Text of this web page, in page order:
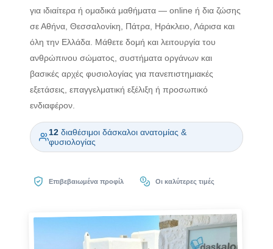
για ιδιαίτερα ή ομαδικά μαθήματα — online ή δια ζώσης
σε Αθήνα, Θεσσαλονίκη, Πάτρα, Ηράκλειο, Λάρισα και
όλη την Ελλάδα. Μάθετε δομή και λειτουργία του
ανθρώπινου σώματος, συστήματα οργάνων και
βασικές αρχές φυσιολογίας για πανεπιστημιακές
εξετάσεις, επαγγελματική εξέλιξη ή προσωπικό
ενδιαφέρον.
12διαθέσιμοι δάσκαλοι ανατομίας &
φυσιολογίας
Επιβεβαιωμένα προφίλ Οι καλύτερες τιμές